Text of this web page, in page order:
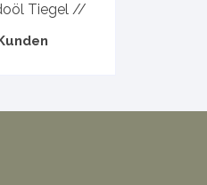
Tiegel //